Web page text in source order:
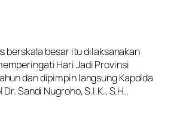
berskala besar itu dilaksanakan
Hari Jadi Provinsi
dan dipimpin langsung Kapolda
Sandi Nugroho, S.I.K., S.H.,